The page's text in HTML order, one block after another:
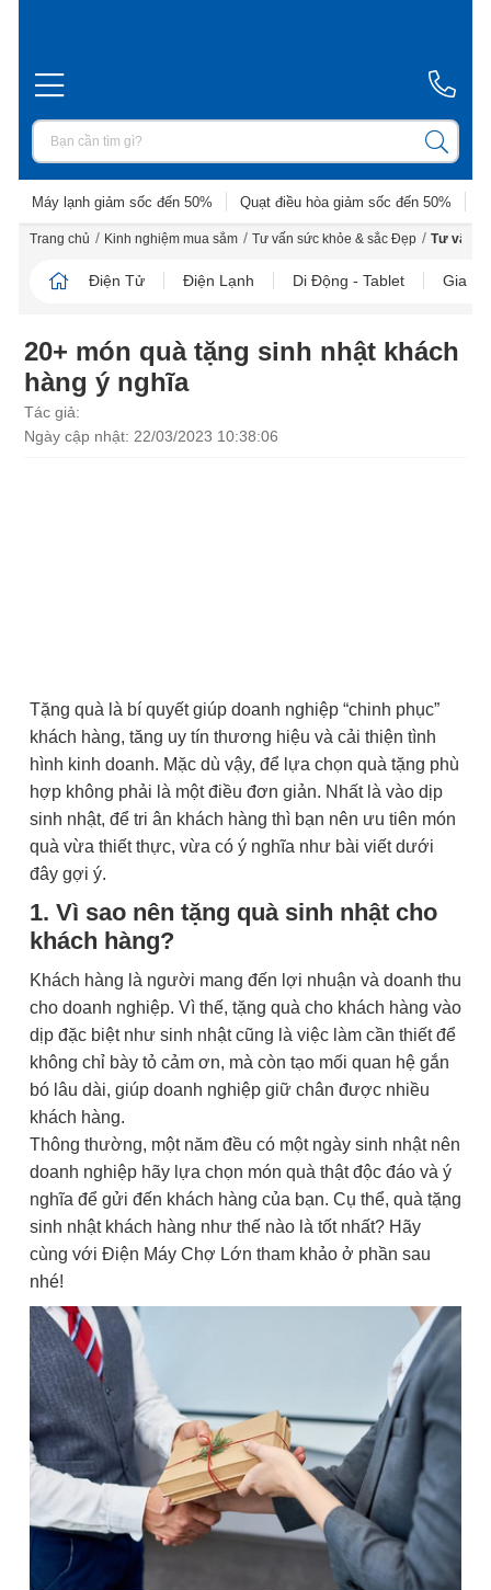
Máy lạnh giảm sốc đến 50% Quạt điều hòa giảm sốc đến 50%
Trang chủ / Kinh nghiệm mua sắm / Tư vấn sức khỏe & sắc Đẹp / Tư vấn
Điện Tử Điện Lạnh Di Động - Tablet Gia
20+ món quà tặng sinh nhật khách
hàng ý nghĩa
Tác giả:
Ngày cập nhật: 22/03/2023 10:38:06
Tặng quà là bí quyết giúp doanh nghiệp “chinh phục”
khách hàng, tăng uy tín thương hiệu và cải thiện tình
hình kinh doanh. Mặc dù vậy, để lựa chọn quà tặng phù
hợp không phải là một điều đơn giản. Nhất là vào dịp
sinh nhật, để tri ân khách hàng thì bạn nên ưu tiên món
quà vừa thiết thực, vừa có ý nghĩa như bài viết dưới
đây gợi ý.
1. Vì sao nên tặng quà sinh nhật cho
khách hàng?
Khách hàng là người mang đến lợi nhuận và doanh thu
cho doanh nghiệp. Vì thế, tặng quà cho khách hàng vào
dịp đặc biệt như sinh nhật cũng là việc làm cần thiết để
không chỉ bày tỏ cảm ơn, mà còn tạo mối quan hệ gắn
bó lâu dài, giúp doanh nghiệp giữ chân được nhiều
khách hàng.
Thông thường, một năm đều có một ngày sinh nhật nên
doanh nghiệp hãy lựa chọn món quà thật độc đáo và ý
nghĩa để gửi đến khách hàng của bạn. Cụ thể, quà tặng
sinh nhật khách hàng như thế nào là tốt nhất? Hãy
cùng với Điện Máy Chợ Lớn tham khảo ở phần sau
nhé!